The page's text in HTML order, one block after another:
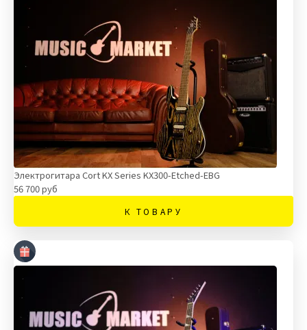
Электрогитара Cort KX Series KX300-Etched-EBG
56 700 руб
К ТОВАРУ